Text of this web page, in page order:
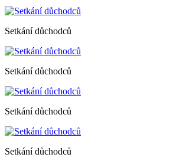
Setkání důchodců
Setkání důchodců
Setkání důchodců
Setkání důchodců